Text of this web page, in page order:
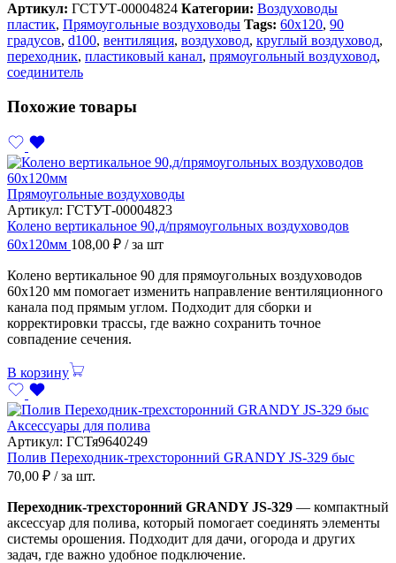
Артикул: ГСТУТ-00004824 Категории: Воздуховоды
пластик, Прямоугольные воздуховоды Tags: 60х120, 90
градусов, d100, вентиляция, воздуховод, круглый воздуховод,
переходник, пластиковый канал, прямоугольный воздуховод,
соединитель
Похожие товары
Прямоугольные воздуховоды
Артикул: ГСТУТ-00004823
Колено вертикальное 90,д/прямоугольных воздуховодов
60х120мм 108,00 ₽ / за шт
Колено вертикальное 90 для прямоугольных воздуховодов
60х120 мм помогает изменить направление вентиляционного
канала под прямым углом. Подходит для сборки и
корректировки трассы, где важно сохранить точное
совпадение сечения.
В корзину
Аксессуары для полива
Артикул: ГСТя9640249
Полив Переходник-трехсторонний GRANDY JS-329 быс
70,00 ₽ / за шт.
Переходник-трехсторонний GRANDY JS-329 — компактный
аксессуар для полива, который помогает соединять элементы
системы орошения. Подходит для дачи, огорода и других
задач, где важно удобное подключение.